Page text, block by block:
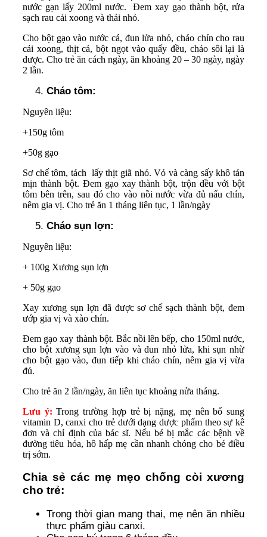
nước gạn lấy 200ml nước. Đem xay gạo thành bột, rửa
sạch rau cải xoong và thái nhỏ.
Cho bột gạo vào nước cá, đun lửa nhỏ, cháo chín cho rau
cải xoong, thịt cá, bột ngọt vào quấy đều, cháo sôi lại là
được. Cho trẻ ăn cách ngày, ăn khoảng 20 – 30 ngày, ngày
2 lần.
Cháo tôm:
Nguyên liệu:
+150g tôm
+50g gạo
Sơ chế tôm, tách lấy thịt giã nhỏ. Vỏ và càng sấy khô tán
mịn thành bột. Đem gạo xay thành bột, trộn dều với bột
tôm bên trên, sau đó cho vào nồi nước vừa đủ nấu chín,
nêm gia vị. Cho trẻ ăn 1 tháng liên tục, 1 lần/ngày
Cháo sụn lợn:
Nguyên liệu:
+ 100g Xương sụn lợn
+ 50g gạo
Xay xương sụn lợn đã được sơ chế sạch thành bột, đem
ướp gia vị và xào chín.
Đem gạo xay thành bột. Bắc nồi lên bếp, cho 150ml nước,
cho bột xương sụn lợn vào và đun nhỏ lửa, khi sụn nhừ
cho bột gạo vào, đun tiếp khi cháo chín, nêm gia vị vừa
đủ.
Cho trẻ ăn 2 lần/ngày, ăn liên tục khoảng nửa tháng.
Lưu ý: Trong trường hợp trẻ bị nặng, mẹ nên bổ sung
vitamin D, canxi cho trẻ dưới dạng dược phẩm theo sự kê
đơn và chỉ định của bác sĩ. Nếu bé bị mắc các bệnh về
đường tiêu hóa, hô hấp mẹ cần nhanh chóng cho bé điều
trị sớm.
Chia sẻ các mẹ mẹo chống còi xương
cho trẻ:
Trong thời gian mang thai, mẹ nên ăn nhiều
thực phẩm giàu canxi.